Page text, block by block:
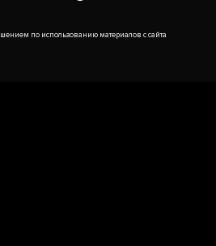
по использованию материалов с сайта